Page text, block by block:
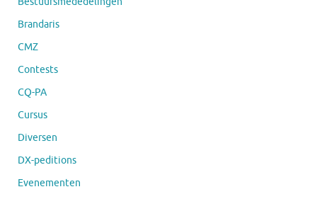
Brandaris
CMZ
Contests
CQ-PA
Cursus
Diversen
DX-peditions
Evenementen